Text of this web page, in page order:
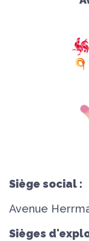
Siège social :
Avenue
Sièges